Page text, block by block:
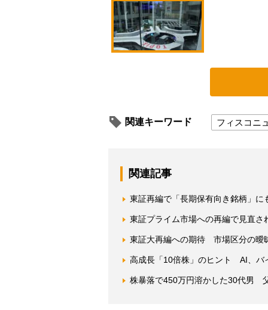
関連キーワード フィスコニ
関連記事
東証再編で「長期保有向き銘柄」
東証プライム市場への再編で見直
東証大再編への期待 市場区分の曖
高成長「10倍株」のヒント AI、バ
株暴落で450万円溶かした30代男